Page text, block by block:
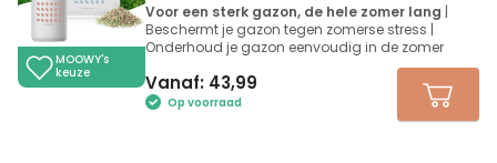
MOOWY's
keuze
Voor een sterk gazon, de hele zomer lang |
Beschermt je gazon tegen zomerse stress |
Onderhoud je gazon eenvoudig in de zomer
Vanaf: 43,99
Op voorraad